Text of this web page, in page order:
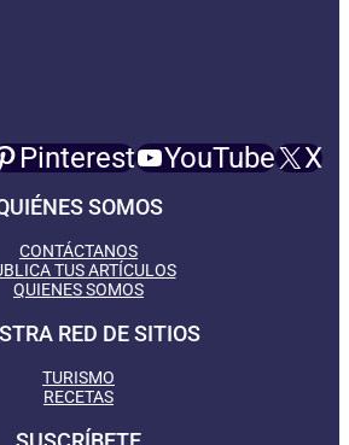
Pinterest YouTube X
SOMOS
CONTÁCTANOS
TUS ARTÍCULOS
QUIENES SOMOS
RED DE SITIOS
TURISMO
RECETAS